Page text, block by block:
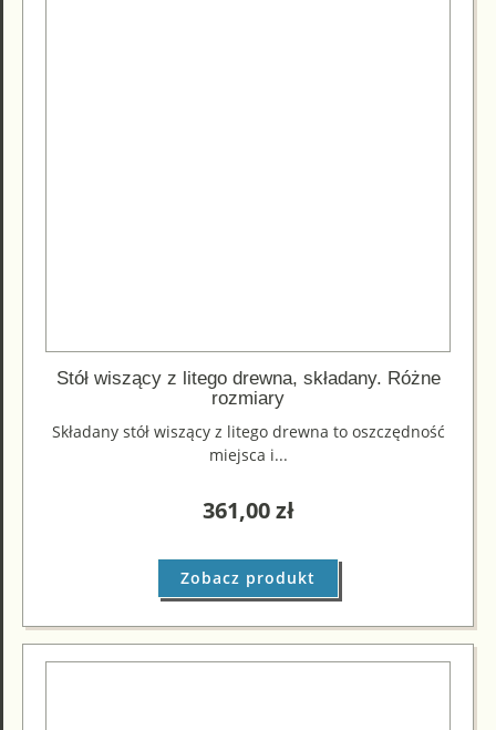
Stół wiszący z litego drewna, składany. Różne
rozmiary
Składany stół wiszący z litego drewna to oszczędność
miejsca i...
361,00zł
Zobacz produkt